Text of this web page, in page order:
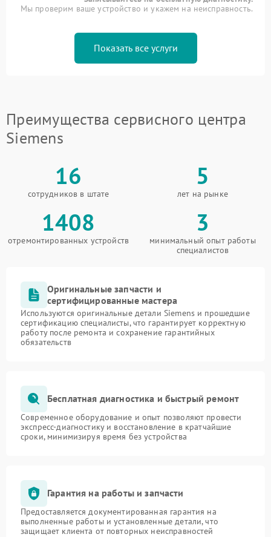
Мы проверим ваше устройство и укажем на неисправность.
Показать все услуги
Преимущества сервисного центра
Siemens
16
сотрудников в штате
5
лет на рынке
1408
отремонтированных устройств
3
минимальный опыт работы
специалистов
Оригинальные запчасти и
сертифицированные мастера
Используются оригинальные детали Siemens и прошедшие
сертификацию специалисты, что гарантирует корректную
работу после ремонта и сохранение гарантийных
обязательств
Бесплатная диагностика и быстрый ремонт
Современное оборудование и опыт позволяют провести
экспресс-диагностику и восстановление в кратчайшие
сроки, минимизируя время без устройства
Гарантия на работы и запчасти
Предоставляется документированная гарантия на
выполненные работы и установленные детали, что
защищает клиента от повторных неисправностей